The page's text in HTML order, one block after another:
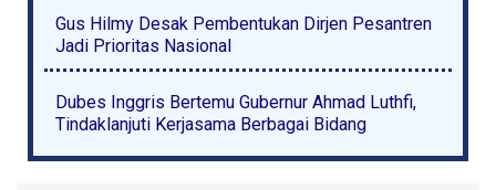
Gus Hilmy Desak Pembentukan Dirjen Pesantren
Jadi Prioritas Nasional
Dubes Inggris Bertemu Gubernur Ahmad Luthfi,
Tindaklanjuti Kerjasama Berbagai Bidang